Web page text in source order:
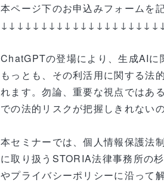
本ページ下のお申込みフォームを
ChatGPTの登場により、生成AIに
もっとも、その利活用に関する法
れます。勿論、重要な視点ではあ
での法的リスクが把握しきれない
本セミナーでは、個人情報保護法
に取り扱うSTORIA法律事務所の
やプライバシーポリシーに沿って